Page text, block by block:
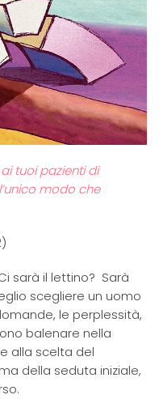
tuoi pazienti di
modo che
sarà il lettino? Sarà
scegliere un uomo
le perplessità,
balenare nella
alla scelta del
della seduta iniziale,